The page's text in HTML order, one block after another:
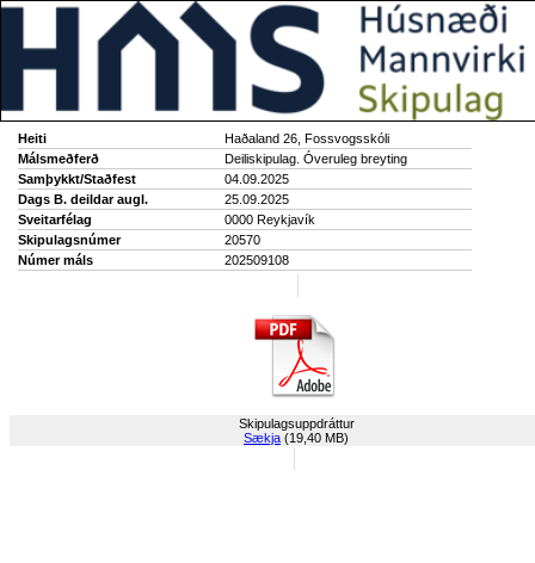
Heiti
Haðaland 26, Fossvogsskóli
Málsmeðferð
Deiliskipulag. Óveruleg breyting
Samþykkt/Staðfest
04.09.2025
Dags B. deildar augl.
25.09.2025
Sveitarfélag
0000 Reykjavík
Skipulagsnúmer
20570
Númer máls
202509108
Skipulagsuppdráttur
Sækja (19,40 MB)